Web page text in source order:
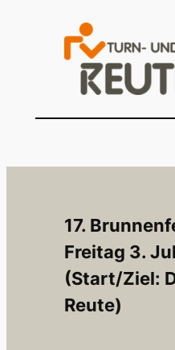
17.
Freitag 3.
(Start/Ziel:
Reute)